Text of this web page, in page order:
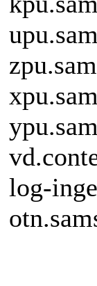
log-